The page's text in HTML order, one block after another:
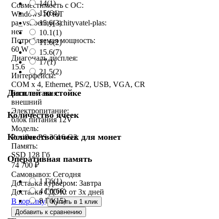
14(1)
15(64)
15,6(3)
10.1(1)
11.6(2)
15.6(7)
17(1)
21.5(2)
Дисплей на стойке
Количество ячеек
Количество ячеек для монет
Оперативная память
1 Гб(1)
4 Гб(66)
8 Гб(15)
Совместимость с ОС:
Windows 10 IoT
pa_vstroennyj-schityvatel-plas:
нет
Потребляемая мощность:
60 W
Диагональ дисплея:
15.6
Интерфейсы:
COM x 4, Ethernet, PS/2, USB, VGA, CR
Блок питания:
внешний
Электропитание:
блок питания 12V
Модель:
Posiflex PS-3616-G2
Память:
SSD 128 Гб
74 700 ₽
Самовывоз: Сегодня
Доставка курьером: Завтра
Доставка СДЭК: от 3х дней
В корзину
Купить в 1 клик
Добавить к сравнению